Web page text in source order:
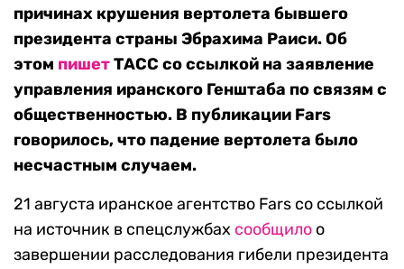
причинах крушения вертолета бывшего
президента страны Эбрахима Раиси. Об
этом пишетТАСС со ссылкой на заявление
управления иранского Генштаба по связям с
общественностью. В публикации Fars
говорилось, что падение вертолета было
несчастным случаем.
21 августа иранское агентство Fars со ссылкой
на источник в спецслужбах сообщило о
завершении расследования гибели президента